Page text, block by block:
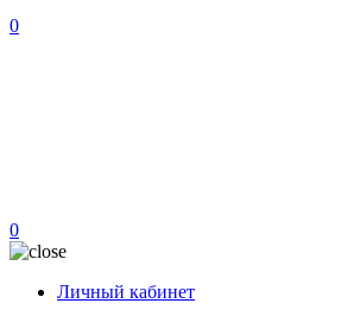
0
0
Личный кабинет